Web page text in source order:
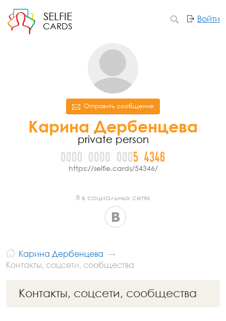
SELFIE
CARDS
Войти
Отправить сообщение
Карина Дербенцева
private person
0000 0000 0005 4346
https://selfie.cards/54346/
Я в социальных сетях
Карина Дербенцева
Контакты, соцсети, сообщества
Контакты, соцсети, сообщества